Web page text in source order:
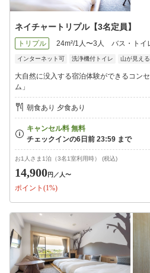
ネイチャートリプル【3名定員】
トリプル 24m²/1人〜3人 バス・トイ
インターネット可 洗浄機付トイレ 山が見える
大自然に没入する宿泊体験ができるコン
ム」
朝食あり 夕食あり
お1人さま1泊（3名1室利用時） (税込)
14,900円 ／人〜
ポイント(1%)